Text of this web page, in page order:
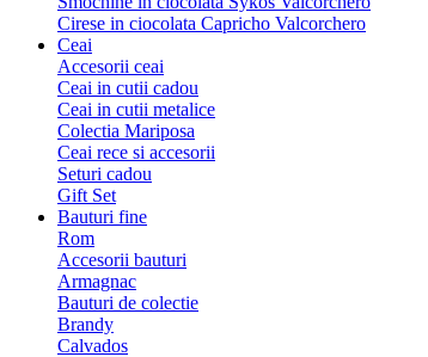
Cirese in ciocolata Capricho Valcorchero
Ceai
Accesorii ceai
Ceai in cutii cadou
Ceai in cutii metalice
Colectia Mariposa
Ceai rece si accesorii
Seturi cadou
Gift Set
Bauturi fine
Rom
Accesorii bauturi
Armagnac
Bauturi de colectie
Brandy
Calvados